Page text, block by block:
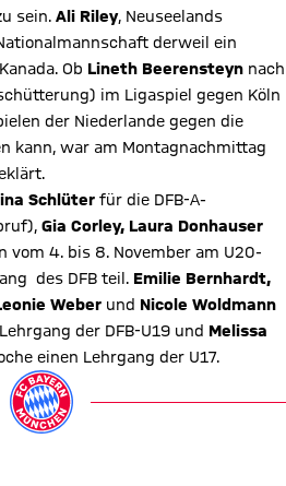
sein. Ali Riley, Neuseelands
derweil ein
Ob Lineth Beerensteyn nach
im Ligaspiel gegen Köln
der Niederlande gegen die
kann, war am Montagnachmittag
Schlüter für die DFB-A-
Gia Corley, Laura Donhauser
vom 4. bis 8. November am U20-
des DFB teil. Emilie Bernhardt,
Weber und Nicole Woldmann
der DFB-U19 und Melissa
einen Lehrgang der U17.